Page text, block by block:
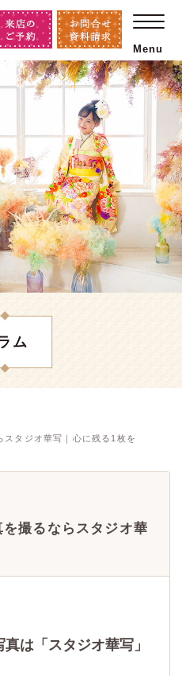
Menu
ム
タジオ華写｜心に残る1枚を
撮るならスタジオ華
は「スタジオ華写」